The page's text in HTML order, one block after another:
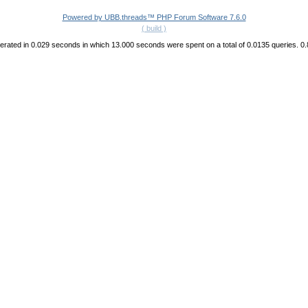
Powered by UBB.threads™ PHP Forum Software 7.6.0
( build )
in 0.029 seconds in which 13.000 seconds were spent on a total of 0.0135 queries.